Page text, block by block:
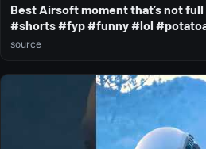
Best Airsoft moment that’s not
#shorts #fyp #funny #lol
source